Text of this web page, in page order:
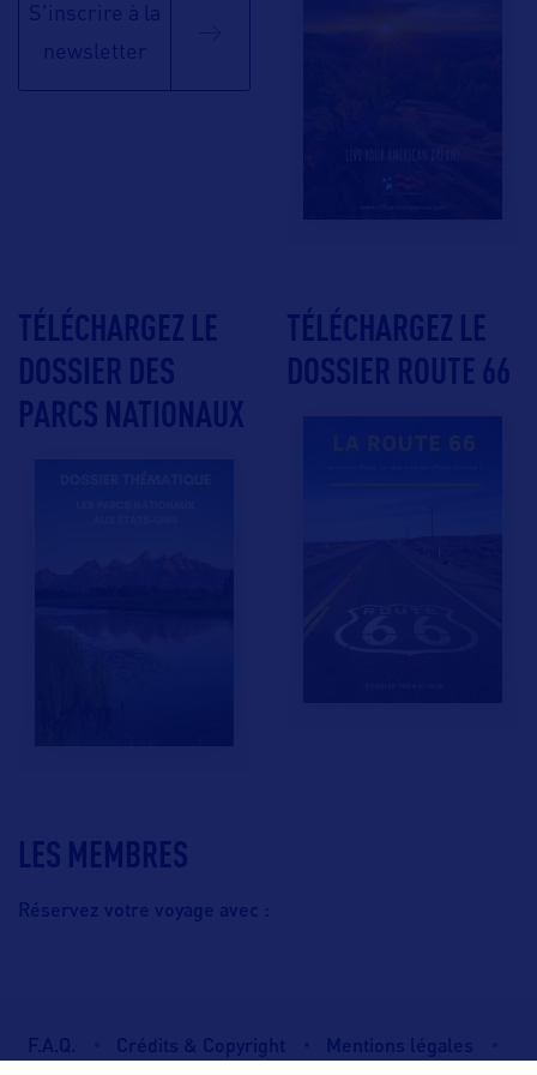
LES MEMBRES
Réservez votre voyage avec :
S'inscrire à la
newsletter
TÉLÉCHARGEZ LE
DOSSIER DES
PARCS NATIONAUX
TÉLÉCHARGEZ LE
DOSSIER ROUTE 66
F.A.Q. Crédits & Copyright
Mentions légales